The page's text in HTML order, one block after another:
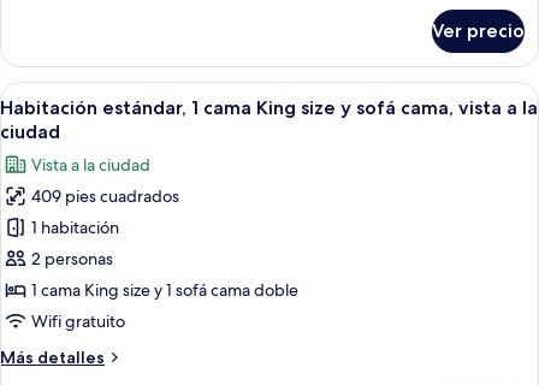
cama,
vista
a
la
ciudad
estándar,
cama
King
y
sofá
cama,
vista
a
ciudad
Ver precio
Abrir
todas
las
fotos
de
Habitación
estándar,
1
cama
size
Habitación de hotel con una cama
10
Habitación estándar, 1 cama King size y sofá cama, vista a la
ciudad
Vista a la ciudad
409 pies cuadrados
1 habitación
2 personas
1 cama King size y 1 sofá cama doble
Wifi gratuito
Más detalles
Más